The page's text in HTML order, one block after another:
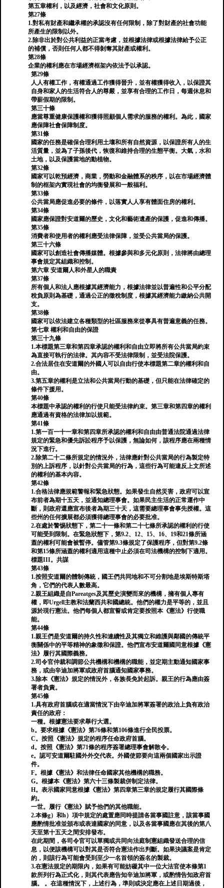
第五章權利，以及經濟，社會和文化原則。
第27條
1.對私有財產和繼承權的承認沒有任何限制，除了對財產的社會功能
所產生的限制以外。
2.除非出於對公共利益的正當考慮，並根據法律或根據法律給予公正
的補償，否則任何人都不得剝奪其財產或權利。
第28條
企業的權利應在市場經濟框架內依法予以承認。
第29條
人人有權工作，有權通過工作獲得晉升，並有權獲得收入，以保證其
自身和家人的生活符合人的尊嚴，並享有合理的工作日，每週休息和
帶薪假期的限制。
第三十條
應當尊重健康保護權和獲得照顧個人需求的服務的權利。為此，國家
應保障社會保障制度。
第31條
國家的任務是確保合理利用土壤和所有自然資源，以保證所有人的生
活質量，並為了子孫後代，恢復和維持合理的生態平衡。大氣，水和
土地，以及保護當地的動植物。
第32條
國家可以乾預經濟，商業，勞動和金融體系的秩序，以在市場經濟體
制的框架內實現社會的均衡發展和一般福利。
第33條
公共當局應促進必要的條件，以落實人人享有體面住房的權利。
第34條
國家應保證對安道爾的歷史，文化和藝術遺產的保護，促進和傳播。
第35條
消費者和使用者的權利應受法律保障，並受公共當局的保護。
第三十六條
國家可以創造社會傳播媒體。根據參與和多元化原則，法律將由總理
事會規定其組織和控制。
第六章 安道爾人和外星人的職責
第37條
所有個人和法人應根據其經濟能力，根據法律並以普遍性和公平分配
稅負原則為基礎，通過公正的徵稅制度，根據其經濟能力繳納公共開
支。
第38條
國家可以依法建立各種類型的社區服務來從事具有普遍意義的任務。
第七章 權利和自由的保證
第三十九條
1.本標題第三章和第四章承認的權利和自由立即將所有公共當局約束
為直接可執行的法律。其內容不受法律限制，並受法院保護。
2.合法居住在安道爾的外國人可以自由行使本標題第二章的權利和自
由。
3.第五章的權利是立法和公共當局行動的基礎，但只能在法律確定的
條件下援用。
第40條
本標題中承認的權利的行使只能受法律約束。第三章和第四章的權利
應通過有資格的法律加以規範。
第41條
1.第一百一十一章和第四章所承認的權利和自由由普通法院通過法律
規定的緊急和優先訴訟程序予以保護，無論如何，該程序應在兩種情
況下進行。
2.除第二十二條所規定的情況外，法律應針對公共當局的行為製定特
別的上訴程序，以針對公共當局的行為，這些行為可能違反上文所述
的權利的基本內容。
第42條
1.合格法律應規範警報和緊急狀態。如果發生自然災害，政府可以宣
布前者為期十五天，並通知總理事會。如果民主生活的正常運作中
斷，則政府還應宣布後者為期三十天，這需要總理事會事先授權。這
些州的任何擴展都必須獲得總理事會的必要批准。
2.在處於警惕狀態下，第二十一條和第二十七條所承認的權利的行使
可能受到限制。在緊急狀態下，第9.2、12、15、16、19和21條所涵
蓋的權利可能會被暫停。儘管第9.3條規定了保護程序，但對第9.2條
和第15條所涵蓋的權利適用這種中止必須在司法機構的控制下適用。
標題III。共謀
第43條
1.按照安道爾的體制傳統，國王們共同地和不可分割地是埃斯特斯塔
角，它們的代表人數最高。
2.親王組織是自Pareatges及其歷史演變而來的機構，擁有個人專有
權，即Urgell主教和法蘭西共和國總統。他們的權力是平等的，並且
源於現行憲法。他們每個人都宣誓或肯定要按照本《憲法》行使職
能。
第44條
1.親王們是安道爾的持久性和連續性及其獨立和維護與鄰國的傳統平
衡關係中的平等精神的象徵和保證。他們宣布安道爾國同意根據《憲
法》履行其國際義務。
2.司令官仲裁和調節公共機構和機構的職能，並定期主動通知國家事
務，或由辛迪加將軍或政府首腦通知國家事務。
3.除本《憲法》規定的情況外，各族長免於起訴。親王的行為應由簽
署者負責。
第45條
1.具有政府首腦或在適當情況下由辛迪加將軍簽署的政治上負有政治
責任的政府：
一種。根據憲法要求舉行大選。
b。要求根據《憲法》第76條和第106條進行全民投票。
C。按照《憲法》規定的程序任命政府首腦。
d。按照《憲法》第71條的程序簽署總理事會解散令。
e。認可安道爾駐國外外交代表。外國使節要向這兩個國家出示證
件。
F。根據《憲法》和法律任命國家其他機構的職務。
G。根據本《憲法》第六十三條製裁併制定法律。
H。表示國家同意根據《憲法》第四章第三章的規定履行其國際條
約。
一世。履行《憲法》賦予他們的其他職能。
2.本條g）和h）項中規定的處置應同時提請各當事國註意，該當事國
應酌情批准並頒布或表達國家的同意，以及各當事國應在其後的第八
天至第十五天之間安排發布。
在此期間，各司令官可以單獨或共同向法庭制憲組織發送合理的信
息，以便該機構可以對其是否符合憲法作出判斷。如果決議案是肯定
的，則該行為可能會受到至少一名首領的簽名的製裁。
3.在憲法規定的期限內，如果有可能妨礙其中一位大法官使本條第1
款所列行為正式化，則其代表應告知辛迪加將軍，或酌情告知政府首
腦。 。在這種情況下，上述行為，準則或決定應在上述日期過後，